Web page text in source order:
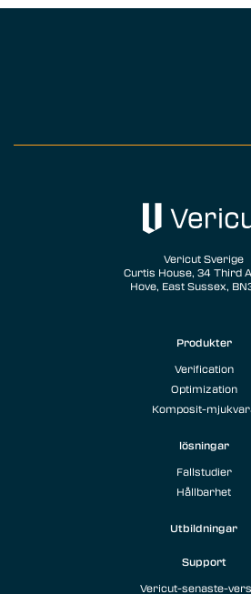
Vericut Sverige
Curtis House, 34 Third
Hove, East Sussex,
Produkter
Verification
Optimization
Komposit-
lösningar
Fallstudier
Hållbarhet
Utbildningar
Support
Vericut-senaste-